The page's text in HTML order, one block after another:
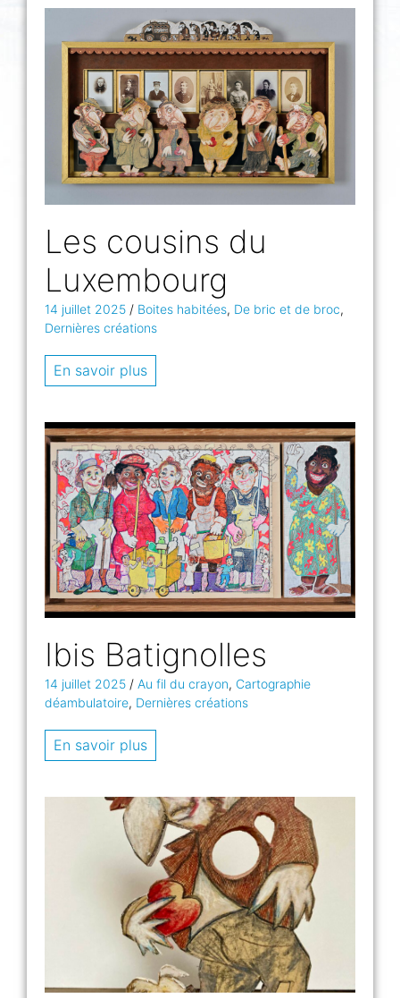
Les cousins du
Luxembourg
14 juillet 2025 / Boites habitées, De bric et de broc,
Dernières créations
En savoir plus
Ibis Batignolles
14 juillet 2025 / Au fil du crayon, Cartographie
déambulatoire, Dernières créations
En savoir plus